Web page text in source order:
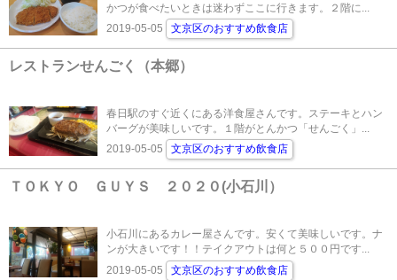
かつが食べたいときは迷わずここに行きます。２階に...
2019-05-05
文京区のおすすめ飲食店
レストランせんごく（本郷）
春日駅のすぐ近くにある洋食屋さんです。ステーキとハン
バーグが美味しいです。１階がとんかつ「せんごく」...
2019-05-05
文京区のおすすめ飲食店
ＴＯＫＹＯ ＧＵＹＳ ２０２０(小石川）
小石川にあるカレー屋さんです。安くて美味しいです。ナ
ンが大きいです！！テイクアウトは何と５００円です...
2019-05-05
文京区のおすすめ飲食店